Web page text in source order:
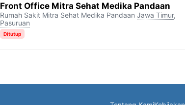
Front Office Mitra Sehat Medika Pandaan
Rumah Sakit Mitra Sehat Medika Pandaan Jawa Timur,
Pasuruan
Ditutup